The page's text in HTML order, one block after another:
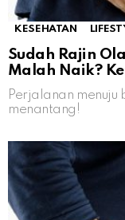
KESEHATAN
Sudah Rajin
Malah Naik?
Perjalanan
menantang!